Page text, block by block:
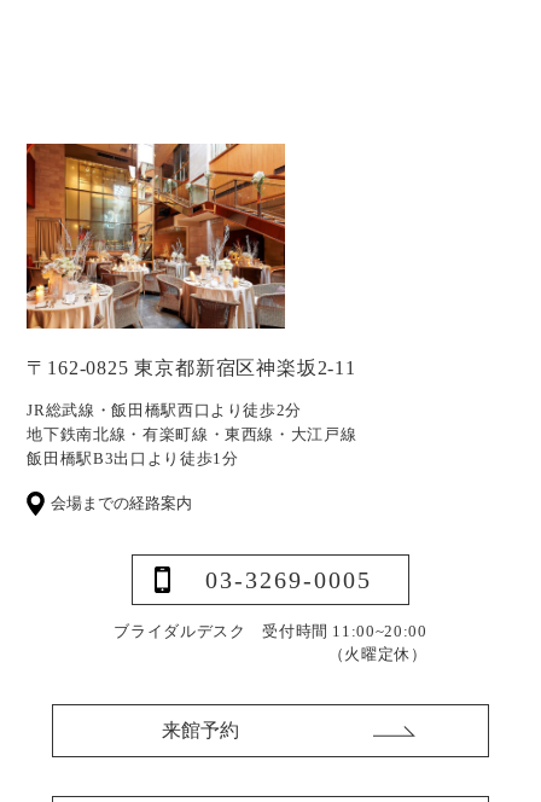
〒162-0825 東京都新宿区神楽坂2-11
JR総武線・飯田橋駅西口より徒歩2分
地下鉄南北線・有楽町線・東西線・大江戸線
飯田橋駅B3出口より徒歩1分
会場までの経路案内
03-3269-0005
ブライダルデスク 受付時間 11:00~20:00
（火曜定休）
来館予約